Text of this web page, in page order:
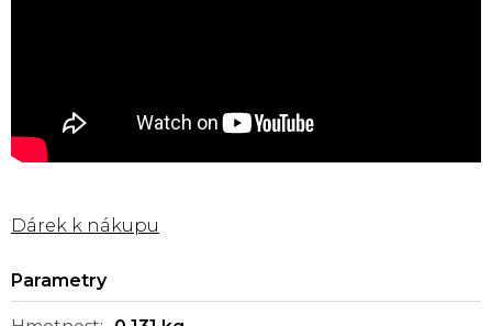
Dárek k nákupu